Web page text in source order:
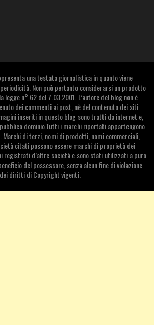
una testata giornalistica in quanto viene
Non può pertanto considerarsi un prodotto
legge n° 62 del 7.03.2001. L’autore del blog non è
dei commenti ai post, nè del contenuto dei siti
inseriti in questo blog sono tratti da internet e,
dominio.Tutti i marchi riportati appartengono
di terzi, nomi di prodotti, nomi commerciali,
citati possono essere marchi di proprietà dei
d’altre società e sono stati utilizzati a puro
del possessore, senza alcun fine di violazione
dei diritti di Copyright vigenti.